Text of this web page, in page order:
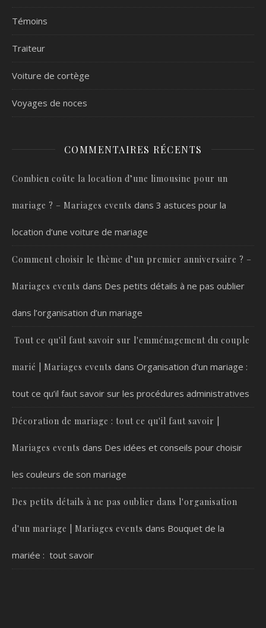
Témoins
Traiteur
Voiture de cortège
Voyages de noces
COMMENTAIRES RÉCENTS
Combien coûte la location d’une limousine pour un
mariage ? – Mariages events dans 3 astuces pour la
location d’une voiture de mariage
Comment choisir le thème d’un premier anniversaire ? –
Mariages events dans Des petits détails à ne pas oublier
dans l’organisation d’un mariage
Tout ce qu'il faut savoir sur l'emménagement du couple
marié | Mariages events dans Organisation d’un mariage :
tout ce qu’il faut savoir sur les procédures administratives
Décoration de mariage : tout ce qu'il faut savoir |
Mariages events dans Des idées et conseils pour choisir
les couleurs de son mariage
Des petits détails à ne pas oublier dans l'organisation
d'un mariage | Mariages events dans Bouquet de la
mariée : tout savoir